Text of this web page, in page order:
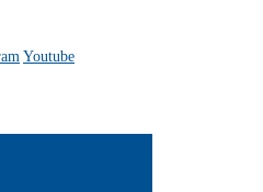
Youtube